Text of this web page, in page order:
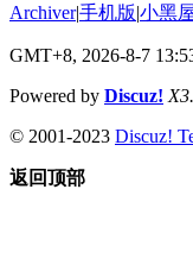
Archiver|手机版|小黑
GMT+8, 2026-8-7
Powered by Discuz!
© 2001-2023 Discuz!
返回顶部